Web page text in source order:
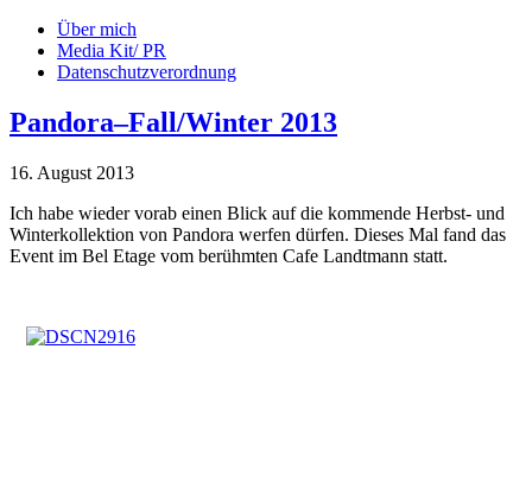
Über mich
Media Kit/ PR
Datenschutzverordnung
Pandora–Fall/Winter 2013
16. August 2013
Ich habe wieder vorab einen Blick auf die kommende Herbst- und
Winterkollektion von Pandora werfen dürfen. Dieses Mal fand das
Event im Bel Etage vom berühmten Cafe Landtmann statt.